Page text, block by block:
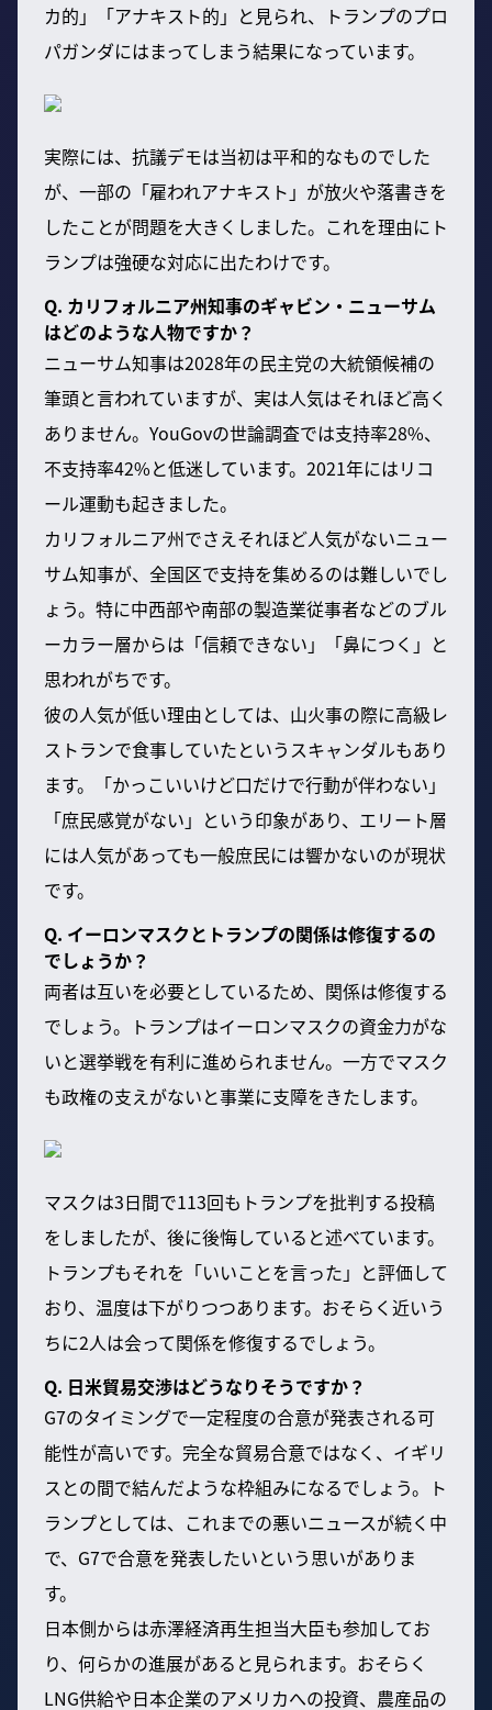
カ的」「アナキスト的」と見られ、トランプのプロ
パガンダにはまってしまう結果になっています。
実際には、抗議デモは当初は平和的なものでした
が、一部の「雇われアナキスト」が放火や落書きを
したことが問題を大きくしました。これを理由にト
ランプは強硬な対応に出たわけです。
Q. カリフォルニア州知事のギャビン・ニューサム
はどのような人物ですか？
ニューサム知事は2028年の民主党の大統領候補の
筆頭と言われていますが、実は人気はそれほど高く
ありません。YouGovの世論調査では支持率28%、
不支持率42%と低迷しています。2021年にはリコ
ール運動も起きました。
カリフォルニア州でさえそれほど人気がないニュー
サム知事が、全国区で支持を集めるのは難しいでし
ょう。特に中西部や南部の製造業従事者などのブル
ーカラー層からは「信頼できない」「鼻につく」と
思われがちです。
彼の人気が低い理由としては、山火事の際に高級レ
ストランで食事していたというスキャンダルもあり
ます。「かっこいいけど口だけで行動が伴わない」
「庶民感覚がない」という印象があり、エリート層
には人気があっても一般庶民には響かないのが現状
です。
Q. イーロンマスクとトランプの関係は修復するの
でしょうか？
両者は互いを必要としているため、関係は修復する
でしょう。トランプはイーロンマスクの資金力がな
いと選挙戦を有利に進められません。一方でマスク
も政権の支えがないと事業に支障をきたします。
マスクは3日間で113回もトランプを批判する投稿
をしましたが、後に後悔していると述べています。
トランプもそれを「いいことを言った」と評価して
おり、温度は下がりつつあります。おそらく近いう
ちに2人は会って関係を修復するでしょう。
Q. 日米貿易交渉はどうなりそうですか？
G7のタイミングで一定程度の合意が発表される可
能性が高いです。完全な貿易合意ではなく、イギリ
スとの間で結んだような枠組みになるでしょう。ト
ランプとしては、これまでの悪いニュースが続く中
で、G7で合意を発表したいという思いがありま
す。
日本側からは赤澤経済再生担当大臣も参加してお
り、何らかの進展があると見られます。おそらく
LNG供給や日本企業のアメリカへの投資、農産品の